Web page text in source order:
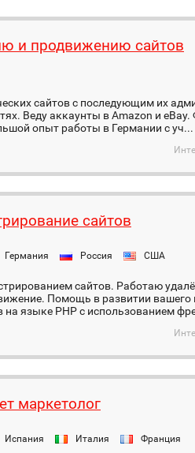
и продвижению сайтов
сайтов с последующим их
Веду аккаунты в Amazon и
опыт работы в Германии с уч...
сайтов
Германия Россия США
сайтов. Работаю
Помощь в развитии вашего
языке PHP с использованием
маркетолог
Испания Италия Франция